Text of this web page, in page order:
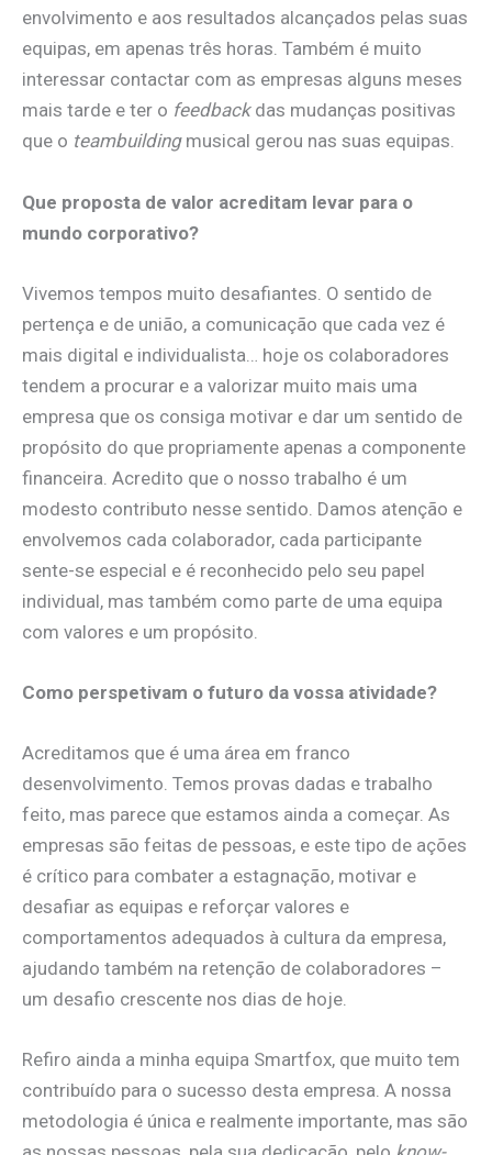
envolvimento e aos resultados alcançados pelas suas
equipas, em apenas três horas. Também é muito
interessar contactar com as empresas alguns meses
mais tarde e ter o feedbackdas mudanças positivas
que o teambuilding musical gerou nas suas equipas.
Que proposta de valor acreditam levar para o
mundo corporativo?
Vivemos tempos muito desafiantes. O sentido de
pertença e de união, a comunicação que cada vez é
mais digital e individualista… hoje os colaboradores
tendem a procurar e a valorizar muito mais uma
empresa que os consiga motivar e dar um sentido de
propósito do que propriamente apenas a componente
financeira. Acredito que o nosso trabalho é um
modesto contributo nesse sentido. Damos atenção e
envolvemos cada colaborador, cada participante
sente-se especial e é reconhecido pelo seu papel
individual, mas também como parte de uma equipa
com valores e um propósito.
Como perspetivam o futuro da vossa atividade?
Acreditamos que é uma área em franco
desenvolvimento. Temos provas dadas e trabalho
feito, mas parece que estamos ainda a começar. As
empresas são feitas de pessoas, e este tipo de ações
é crítico para combater a estagnação, motivar e
desafiar as equipas e reforçar valores e
comportamentos adequados à cultura da empresa,
ajudando também na retenção de colaboradores –
um desafio crescente nos dias de hoje.
Refiro ainda a minha equipa Smartfox, que muito tem
contribuído para o sucesso desta empresa. A nossa
metodologia é única e realmente importante, mas são